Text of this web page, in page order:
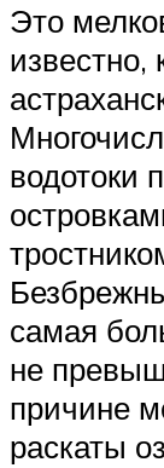
Это
известно,
водотоки
самая
не
причине
раскаты